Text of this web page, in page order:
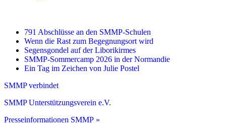
791 Abschlüsse an den SMMP-Schulen
Wenn die Rast zum Begegnungsort wird
Segensgondel auf der Liborikirmes
SMMP-Sommercamp 2026 in der Normandie
Ein Tag im Zeichen von Julie Postel
SMMP verbindet
SMMP Unterstützungsverein e.V.
Presseinformationen SMMP »